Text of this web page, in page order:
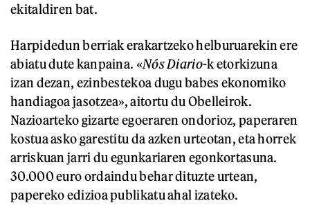
ekitaldiren bat.
Harpidedun berriak erakartzeko helburuarekin ere
abiatu dute kanpaina. «Nós Diario-k etorkizuna
izan dezan, ezinbestekoa dugu babes ekonomiko
handiagoa jasotzea», aitortu du Obelleirok.
Nazioarteko gizarte egoeraren ondorioz, paperaren
kostua asko garestitu da azken urteotan, eta horrek
arriskuan jarri du egunkariaren egonkortasuna.
30.000 euro ordaindu behar dituzte urtean,
papereko edizioa publikatu ahal izateko.